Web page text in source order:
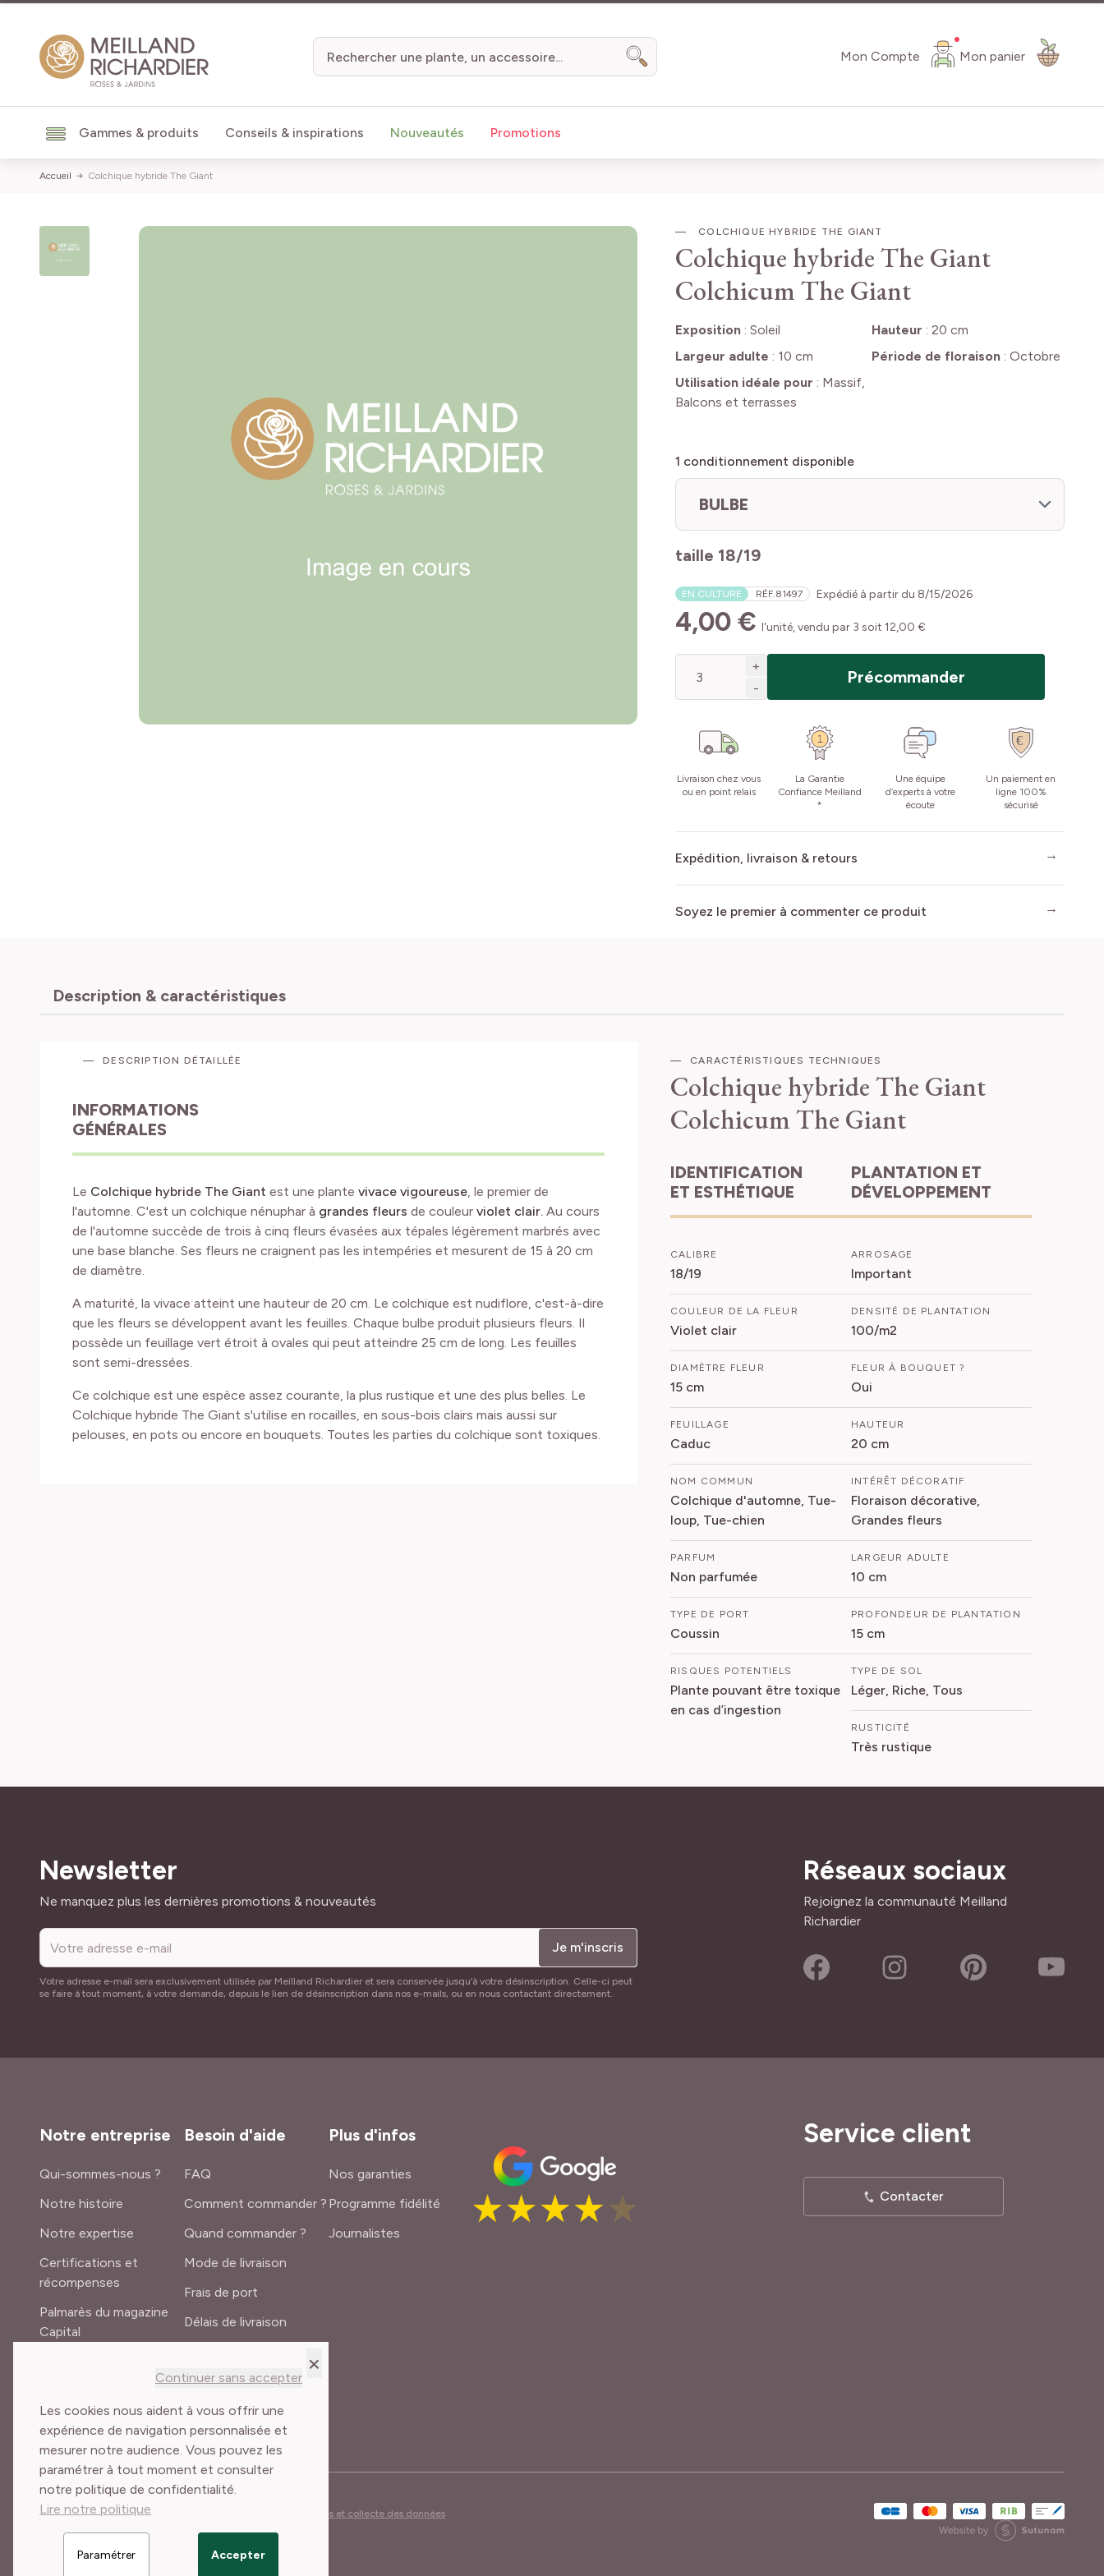
×
Continuer sans accepter
Les cookies nous aident à vous offrir une
expérience de navigation personnalisée et
mesurer notre audience. Vous pouvez les
paramétrer à tout moment et consulter
notre politique de confidentialité.
Lire notre politique
Paramétrer Accepter
Mon Compte Mon panier
Gammes & produits Conseils & inspirations Nouveautés Promotions
Chercher
Accueil Colchique hybride The Giant
COLCHIQUE HYBRIDE THE GIANT
Colchique hybride The Giant
Colchicum The Giant
Exposition: Soleil Hauteur : 20 cm
Largeur adulte : 10 cm Période de floraison: Octobre
Utilisation idéale pour : Massif,
Balcons et terrasses
1 conditionnement disponible
BULBE
taille 18/19
EN CULTURE RÉF.81497 Expédié à partir du 8/15/2026
4,00 € l'unité, vendu par 3 soit 12,00 €
+
-
Précommander
Livraison chez vous
ou en point relais
La Garantie
Confiance Meilland
*
Une équipe
d’experts à votre
écoute
Un paiement en
ligne 100%
sécurisé
Expédition, livraison & retours
Soyez le premier à commenter ce produit
Description & caractéristiques
DESCRIPTION DÉTAILLÉE
INFORMATIONS
GÉNÉRALES
Le Colchique hybride The Giant est une plante vivace vigoureuse, le premier de
l'automne. C'est un colchique nénuphar à grandes fleurs de couleur violet clair. Au cours
de l'automne succède de trois à cinq fleurs évasées aux tépales légèrement marbrés avec
une base blanche. Ses fleurs ne craignent pas les intempéries et mesurent de 15 à 20 cm
de diamètre.
A maturité, la vivace atteint une hauteur de 20 cm. Le colchique est nudiflore, c'est-à-dire
que les fleurs se développent avant les feuilles. Chaque bulbe produit plusieurs fleurs. Il
possède un feuillage vert étroit à ovales qui peut atteindre 25 cm de long. Les feuilles
sont semi-dressées.
Ce colchique est une espèce assez courante, la plus rustique et une des plus belles. Le
Colchique hybride The Giant s'utilise en rocailles, en sous-bois clairs mais aussi sur
pelouses, en pots ou encore en bouquets. Toutes les parties du colchique sont toxiques.
CARACTÉRISTIQUES TECHNIQUES
Colchique hybride The Giant
Colchicum The Giant
IDENTIFICATION
ET ESTHÉTIQUE
CALIBRE
18/19
COULEUR DE LA FLEUR
Violet clair
DIAMÈTRE FLEUR
15 cm
FEUILLAGE
Caduc
NOM COMMUN
Colchique d'automne, Tue-
loup, Tue-chien
PARFUM
Non parfumée
TYPE DE PORT
Coussin
RISQUES POTENTIELS
Plante pouvant être toxique
en cas d’ingestion
PLANTATION ET
DÉVELOPPEMENT
ARROSAGE
Important
DENSITÉ DE PLANTATION
100/m2
FLEUR À BOUQUET ?
Oui
HAUTEUR
20 cm
INTÉRÊT DÉCORATIF
Floraison décorative,
Grandes fleurs
LARGEUR ADULTE
10 cm
PROFONDEUR DE PLANTATION
15 cm
TYPE DE SOL
Léger, Riche, Tous
RUSTICITÉ
Très rustique
Newsletter
Adresse mail
Ne manquez plus les dernières promotions & nouveautés
Je m'inscris
Votre adresse e-mail sera exclusivement utilisée par Meilland Richardier et sera conservée jusqu’à votre désinscription. Celle-ci peut
se faire à tout moment, à votre demande, depuis le lien de désinscription dans nos e-mails, ou en nous contactant directement.
Réseaux sociaux
Rejoignez la communauté Meilland
Richardier
Notre entreprise
Qui-sommes-nous ?
Notre histoire
Notre expertise
Certifications et
récompenses
Palmarès du magazine
Capital
Besoin d'aide
FAQ
Comment commander ?
Quand commander ?
Mode de livraison
Frais de port
Délais de livraison
Plus d'infos
Nos garanties
Programme fidélité
Journalistes
Service client
Contacter
Conditions Générales de Vente Cookies et collecte des données